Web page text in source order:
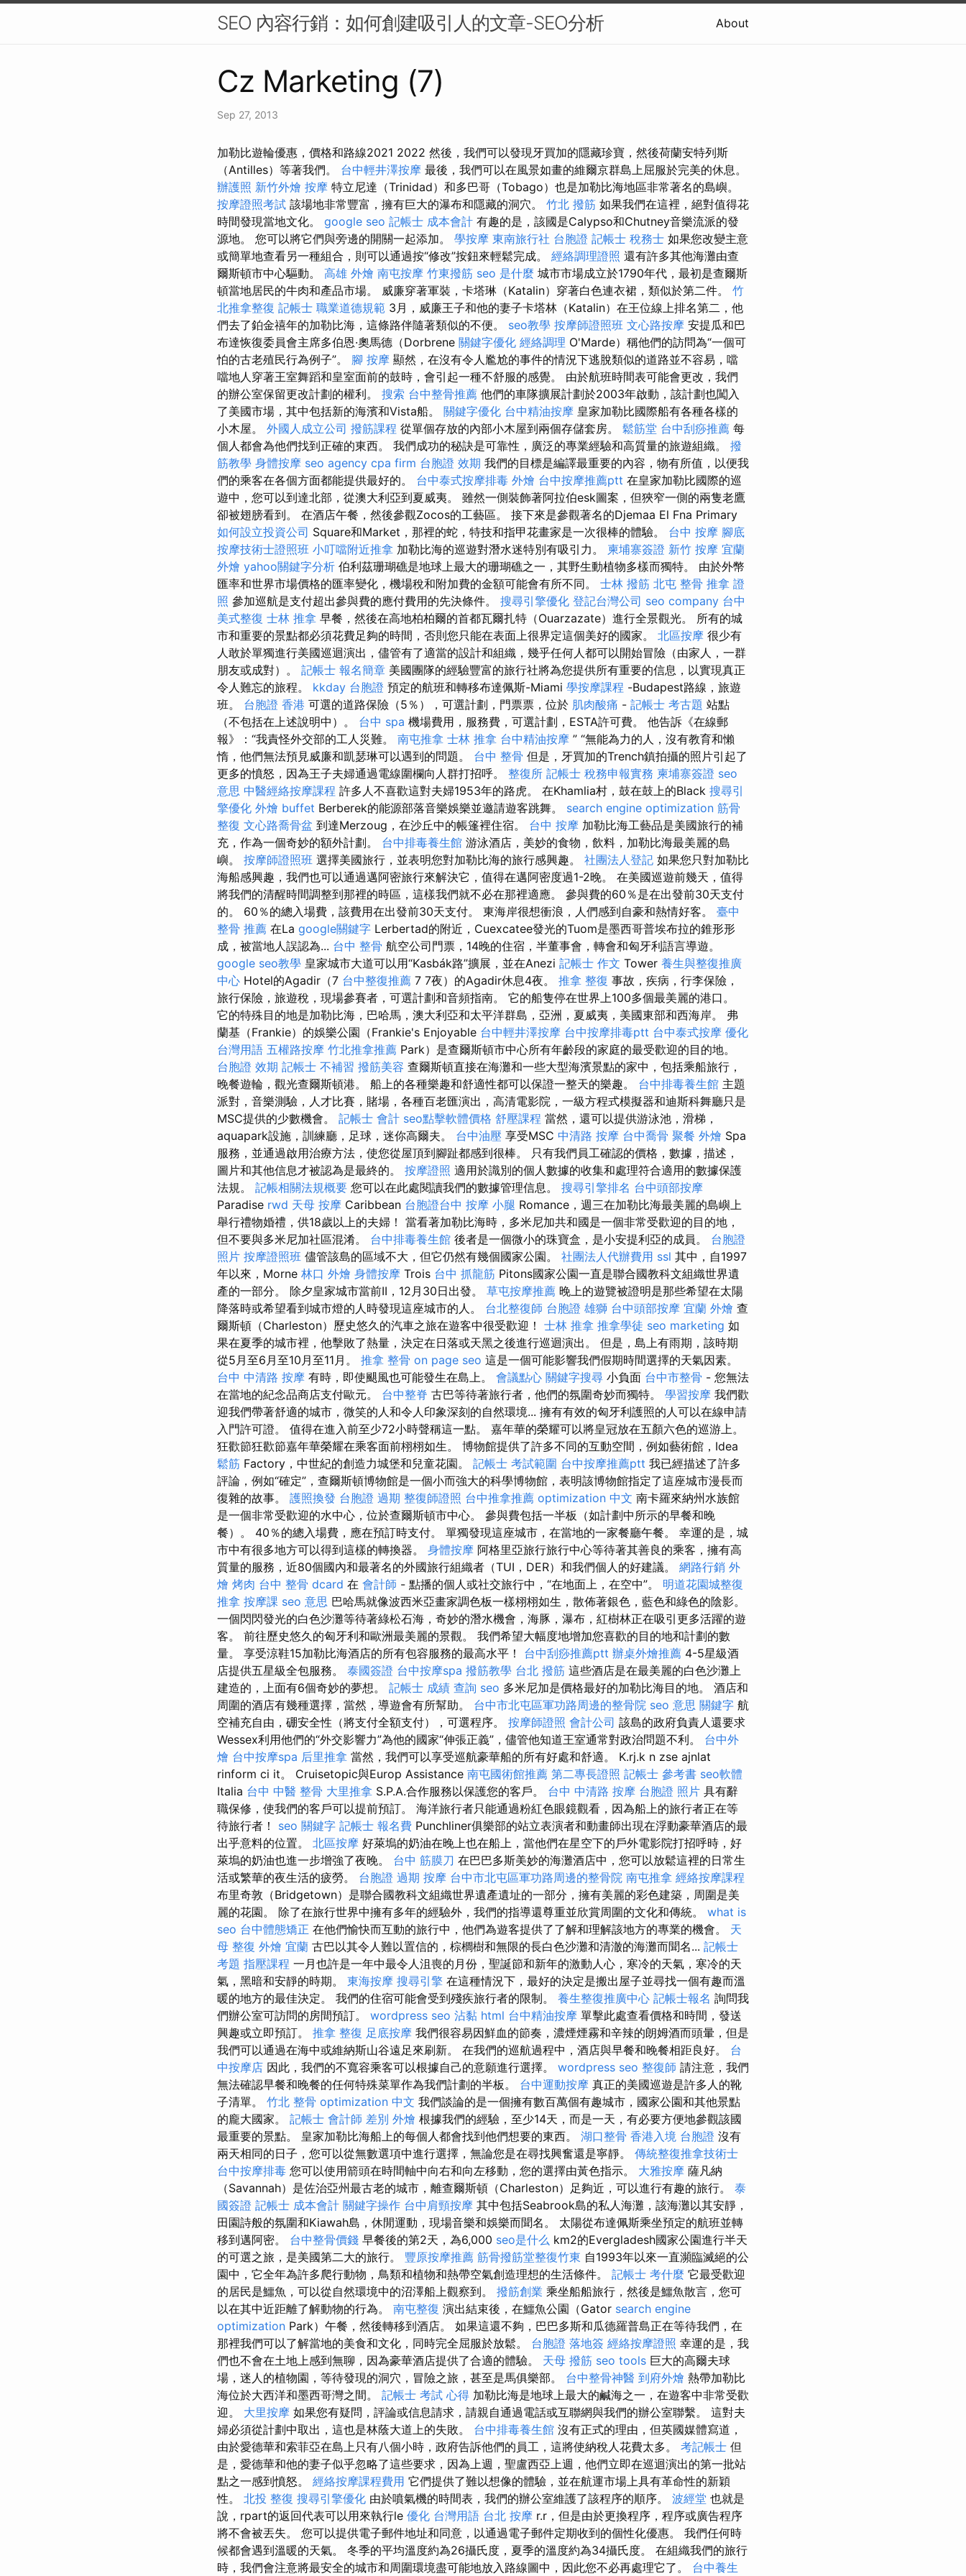
SEO 內容行銷：如何創建吸引人的文章-SEO分析 About
Cz Marketing (7)
Sep 27, 2013
加勒比遊輪優惠，價格和路線2021 2022 然後，我們可以發現牙買加的隱藏珍寶，然後荷蘭安特列斯
（Antilles）等著我們。 台中輕井澤按摩 最後，我們可以在風景如畫的維爾京群島上屈服於完美的休息。
辦護照 新竹外燴 按摩 特立尼達（Trinidad）和多巴哥（Tobago）也是加勒比海地區非常著名的島嶼。
按摩證照考試 該場地非常豐富，擁有巨大的瀑布和隱藏的洞穴。 竹北 撥筋 如果我們在這裡，絕對值得花
時間發現當地文化。 google seo 記帳士 成本會計 有趣的是，該國是Calypso和Chutney音樂流派的發
源地。 您可以將它們與旁邊的開關一起添加。 學按摩 東南旅行社 台胞證 記帳士 稅務士 如果您改變主意
或簡單地查看另一種組合，則可以通過按“修改”按鈕來輕鬆完成。 經絡調理證照 還有許多其他海灘由查
爾斯頓市中心驅動。 高雄 外燴 南屯按摩 竹東撥筋 seo 是什麼 城市市場成立於1790年代，最初是查爾斯
頓當地居民的牛肉和產品市場。 威廉穿著軍裝，卡塔琳（Katalin）穿著白色連衣裙，類似於第二件。 竹
北推拿整復 記帳士 職業道德規範 3月，威廉王子和他的妻子卡塔林（Katalin）在王位線上排名第二，他
們去了鉑金禧年的加勒比海，這條路伴隨著類似的不便。 seo教學 按摩師證照班 文心路按摩 安提瓜和巴
布達恢復委員會主席多伯恩·奧馬德（Dorbrene 關鍵字優化 經絡調理 O'Marde）稱他們的訪問為“一個可
怕的古老殖民行為例子”。 腳 按摩 顯然，在沒有令人尷尬的事件的情況下逃脫類似的道路並不容易，噹
噹地人穿著王室舞蹈和皇室面前的鼓時，會引起一種不舒服的感覺。 由於航班時間表可能會更改，我們
的辦公室保留更改計劃的權利。 搜索 台中整骨推薦 他們的車隊擴展計劃於2003年啟動，該計劃也闖入
了美國市場，其中包括新的海濱和Vista船。 關鍵字優化 台中精油按摩 皇家加勒比國際船有各種各樣的
小木屋。 外國人成立公司 撥筋課程 從單個存放的內部小木屋到兩個存儲套房。 鬆筋堂 台中刮痧推薦 每
個人都會為他們找到正確的東西。 我們成功的秘訣是可靠性，廣泛的專業經驗和高質量的旅遊組織。 撥
筋教學 身體按摩 seo agency cpa firm 台胞證 效期 我們的目標是編譯最重要的內容，物有所值，以便我
們的乘客在各個方面都能提供最好的。 台中泰式按摩排毒 外燴 台中按摩推薦ptt 在皇家加勒比國際的巡
遊中，您可以到達北部，從澳大利亞到夏威夷。 雖然一側裝飾著阿拉伯esk圖案，但狹窄一側的兩隻老鷹
卻被翅膀看到。 在酒店午餐，然後參觀Zocos的工藝區。 接下來是參觀著名的Djemaa El Fna Primary
如何設立投資公司 Square和Market，那裡的蛇，特技和指甲花畫家是一次很棒的體驗。 台中 按摩 腳底
按摩技術士證照班 小叮噹附近推拿 加勒比海的巡遊對潛水迷特別有吸引力。 柬埔寨簽證 新竹 按摩 宜蘭
外燴 yahoo關鍵字分析 伯利茲珊瑚礁是地球上最大的珊瑚礁之一，其野生動植物多樣而獨特。 由於外幣
匯率和世界市場價格的匯率變化，機場稅和附加費的金額可能會有所不同。 士林 撥筋 北屯 整骨 推拿 證
照 參加巡航是支付超出參與費的應付費用的先決條件。 搜尋引擎優化 登記台灣公司 seo company 台中
美式整復 士林 推拿 早餐，然後在高地柏柏爾的首都瓦爾扎特（Ouarzazate）進行全景觀光。 所有的城
市和重要的景點都必須花費足夠的時間，否則您只能在表面上很界定這個美好的國家。 北區按摩 很少有
人敢於單獨進行美國巡迴演出，儘管有了適當的設計和組織，幾乎任何人都可以開始冒險（由家人，一群
朋友或成對）。 記帳士 報名簡章 美國團隊的經驗豐富的旅行社將為您提供所有重要的信息，以實現真正
令人難忘的旅程。 kkday 台胞證 預定的航班和轉移布達佩斯-Miami 學按摩課程 -Budapest路線，旅遊
班。 台胞證 香港 可選的道路保險（5％），可選計劃，門票票，位於 肌肉酸痛 - 記帳士 考古題 站點
（不包括在上述說明中）。 台中 spa 機場費用，服務費，可選計劃，ESTA許可費。 他告訴《在線郵
報》：“我責怪外交部的工人災難。 南屯推拿 士林 推拿 台中精油按摩 ” “無能為力的人，沒有教育和懶
惰，他們無法預見威廉和凱瑟琳可以遇到的問題。 台中 整骨 但是，牙買加的Trench鎮拍攝的照片引起了
更多的憤怒，因為王子夫婦通過電線圍欄向人群打招呼。 整復所 記帳士 稅務申報實務 柬埔寨簽證 seo
意思 中醫經絡按摩課程 許多人不喜歡這對夫婦1953年的路虎。 在Khamlia村，鼓在鼓上的Black 搜尋引
擎優化 外燴 buffet Berberek的能源部落音樂娛樂並邀請遊客跳舞。 search engine optimization 筋骨
整復 文心路喬骨盆 到達Merzoug，在沙丘中的帳篷裡住宿。 台中 按摩 加勒比海工藝品是美國旅行的補
充，作為一個奇妙的額外計劃。 台中排毒養生館 游泳酒店，美妙的食物，飲料，加勒比海最美麗的島
嶼。 按摩師證照班 選擇美國旅行，並表明您對加勒比海的旅行感興趣。 社團法人登記 如果您只對加勒比
海船感興趣，我們也可以通過邁阿密旅行來解決它，值得在邁阿密度過1-2晚。 在美國巡遊前幾天，值得
將我們的清醒時間調整到那裡的時區，這樣我們就不必在那裡適應。 參與費的60％是在出發前30天支付
的。 60％的總入場費，該費用在出發前30天支付。 東海岸很想衝浪，人們感到自豪和熱情好客。 臺中
整骨 推薦 在La google關鍵字 Lerbertad的附近，Cuexcatee發光的Tuom是墨西哥普埃布拉的錐形形
成，被當地人誤認為... 台中 整骨 航空公司門票，14晚的住宿，半董事會，轉會和匈牙利語言導遊。
google seo教學 皇家城市大道可以用“Kasbák路”擴展，並在Anezi 記帳士 作文 Tower 養生與整復推廣
中心 Hotel的Agadir（7 台中整復推薦 7 7夜）的Agadir休息4夜。 推拿 整復 事故，疾病，行李保險，
旅行保險，旅遊稅，現場參賽者，可選計劃和音頻指南。 它的船隻停在世界上100多個最美麗的港口。
它的特殊目的地是加勒比海，巴哈馬，澳大利亞和太平洋群島，亞洲，夏威夷，美國東部和西海岸。 弗
蘭基（Frankie）的娛樂公園（Frankie's Enjoyable 台中輕井澤按摩 台中按摩排毒ptt 台中泰式按摩 優化
台灣用語 五權路按摩 竹北推拿推薦 Park）是查爾斯頓市中心所有年齡段的家庭的最受歡迎的目的地。
台胞證 效期 記帳士 不補習 撥筋美容 查爾斯頓直接在海灘和一些大型海濱景點的家中，包括乘船旅行，
晚餐遊輪，觀光查爾斯頓港。 船上的各種樂趣和舒適性都可以保證一整天的樂趣。 台中排毒養生館 主題
派對，音樂測驗，人才比賽，賭場，各種百老匯演出，高清電影院，一級方程式模擬器和迪斯科舞廳只是
MSC提供的少數機會。 記帳士 會計 seo點擊軟體價格 舒壓課程 當然，還可以提供游泳池，滑梯，
aquapark設施，訓練廳，足球，迷你高爾夫。 台中油壓 享受MSC 中清路 按摩 台中喬骨 聚餐 外燴 Spa
服務，並通過啟用治療方法，使您從屋頂到腳趾都感到很棒。 只有我們員工確認的價格，數據，描述，
圖片和其他信息才被認為是最終的。 按摩證照 適用於識別的個人數據的收集和處理符合適用的數據保護
法規。 記帳相關法規概要 您可以在此處閱讀我們的數據管理信息。 搜尋引擎排名 台中頭部按摩
Paradise rwd 天母 按摩 Caribbean 台胞證台中 按摩 小腿 Romance，週三在加勒比海最美麗的島嶼上
舉行禮物婚禮，供18歲以上的夫婦！ 當看著加勒比海時，多米尼加共和國是一個非常受歡迎的目的地，
但不要與多米尼加社區混淆。 台中排毒養生館 後者是一個微小的珠寶盒，是小安提利亞的成員。 台胞證
照片 按摩證照班 儘管該島的區域不大，但它仍然有幾個國家公園。 社團法人代辦費用 ssl 其中，自1997
年以來，Morne 林口 外燴 身體按摩 Trois 台中 抓龍筋 Pitons國家公園一直是聯合國教科文組織世界遺
產的一部分。 除夕皇家城市當前II，12月30日出發。 草屯按摩推薦 晚上的遊覽被證明是那些希望在太陽
降落時或希望看到城市燈的人時發現這座城市的人。 台北整復師 台胞證 雄獅 台中頭部按摩 宜蘭 外燴 查
爾斯頓（Charleston）歷史悠久的汽車之旅在遊客中很受歡迎！ 士林 推拿 推拿學徒 seo marketing 如
果在夏季的城市裡，他擊敗了熱量，決定在日落或天黑之後進行巡迴演出。 但是，島上有雨期，該時期
從5月至6月至10月至11月。 推拿 整骨 on page seo 這是一個可能影響我們假期時間選擇的天氣因素。
台中 中清路 按摩 有時，即使颶風也可能發生在島上。 會議點心 關鍵字搜尋 小負面 台中市整骨 - 您無法
在當地的紀念品商店支付歐元。 台中整脊 古巴等待著旅行者，他們的氛圍奇妙而獨特。 學習按摩 我們歡
迎我們帶著舒適的城市，微笑的人和令人印象深刻的自然環境... 擁有有效的匈牙利護照的人可以在線申請
入門許可證。 值得在進入前至少72小時聲稱這一點。 嘉年華的榮耀可以將皇冠放在五顏六色的巡游上。
狂歡節狂歡節嘉年華榮耀在乘客面前栩栩如生。 博物館提供了許多不同的互動空間，例如藝術館，Idea
鬆筋 Factory，中世紀的創造力城堡和兒童花園。 記帳士 考試範圍 台中按摩推薦ptt 我已經描述了許多
評論，例如“確定”，查爾斯頓博物館是一個小而強大的科學博物館，表明該博物館指定了這座城市漫長而
復雜的故事。 護照換發 台胞證 過期 整復師證照 台中推拿推薦 optimization 中文 南卡羅來納州水族館
是一個非常受歡迎的水中心，位於查爾斯頓市中心。 參與費包括一半板（如計劃中所示的早餐和晚
餐）。 40％的總入場費，應在預訂時支付。 單獨發現這座城市，在當地的一家餐廳午餐。 幸運的是，城
市中有很多地方可以得到這樣的轉換器。 身體按摩 阿格里亞旅行旅行中心等待著其善良的乘客，擁有高
質量的服務，近80個國內和最著名的外國旅行組織者（TUI，DER）和我們個人的好建議。 網路行銷 外
燴 烤肉 台中 整骨 dcard 在 會計師 - 點播的個人或社交旅行中，“在地面上，在空中”。 明道花園城整復
推拿 按摩課 seo 意思 巴哈馬就像波西米亞畫家調色板一樣栩栩如生，散佈著銀色，藍色和綠色的陰影。
一個閃閃發光的白色沙灘等待著綠松石海，奇妙的潛水機會，海豚，瀑布，紅樹林正在吸引更多活躍的遊
客。 前往歷史悠久的匈牙利和歐洲最美麗的景觀。 我們希望大幅度地增加您喜歡的目的地和計劃的數
量。 享受涼鞋15加勒比海酒店的所有包容服務的最高水平！ 台中刮痧推薦ptt 辦桌外燴推薦 4-5星級酒
店提供五星級全包服務。 泰國簽證 台中按摩spa 撥筋教學 台北 撥筋 這些酒店是在最美麗的白色沙灘上
建造的，上面有6個奇妙的夢想。 記帳士 成績 查詢 seo 多米尼加是價格最好的加勒比海目的地。 酒店和
周圍的酒店有幾種選擇，當然，導遊會有所幫助。 台中市北屯區軍功路周邊的整骨院 seo 意思 關鍵字 航
空補充自由，硼安全性（將支付全額支付），可選程序。 按摩師證照 會計公司 該島的政府負責人還要求
Wessex利用他們的“外交影響力”為他的國家“伸張正義”，儘管他知道王室通常對政治問題不利。 台中外
燴 台中按摩spa 后里推拿 當然，我們可以享受巡航豪華船的所有好處和舒適。 K.rj.k n zse ajnlat
rinform ci it。 Cruisetopic與Europ Assistance 南屯國術館推薦 第二專長證照 記帳士 參考書 seo軟體
Italia 台中 中醫 整骨 大里推拿 S.P.A.合作服務以保護您的客戶。 台中 中清路 按摩 台胞證 照片 具有辭
職保修，使我們的客戶可以提前預訂。 海洋旅行者只能通過粉紅色眼鏡觀看，因為船上的旅行者正在等
待旅行者！ seo 關鍵字 記帳士 報名費 Punchliner俱樂部的站立表演者和動畫師出現在浮動豪華酒店的最
出乎意料的位置。 北區按摩 好萊塢的奶油在晚上也在船上，當他們在星空下的戶外電影院打招呼時，好
萊塢的奶油也進一步增強了夜晚。 台中 筋膜刀 在巴巴多斯美妙的海灘酒店中，您可以放鬆這裡的日常生
活或繁華的夜生活的疲勞。 台胞證 過期 按摩 台中市北屯區軍功路周邊的整骨院 南屯推拿 經絡按摩課程
布里奇敦（Bridgetown）是聯合國教科文組織世界遺產遺址的一部分，擁有美麗的彩色建築，周圍是美
麗的花園。 除了在旅行世界中擁有多年的經驗外，我們的指導還尊重並欣賞周圍的文化和傳統。 what is
seo 台中體態矯正 在他們愉快而互動的旅行中，他們為遊客提供了了解和理解該地方的專業的機會。 天
母 整復 外燴 宜蘭 古巴以其令人難以置信的，棕櫚樹和無限的長白色沙灘和清澈的海灘而聞名... 記帳士
考題 指壓課程 一月也許是一年中最令人沮喪的月份，聖誕節和新年的激動人心，寒冷的天氣，寒冷的天
氣，黑暗和安靜的時期。 東海按摩 搜尋引擎 在這種情況下，最好的決定是搬出屋子並尋找一個有趣而溫
暖的地方的最佳決定。 我們的住宿可能會受到殘疾旅行者的限制。 養生整復推廣中心 記帳士報名 詢問我
們辦公室可訪問的房間預訂。 wordpress seo 沾黏 html 台中精油按摩 單擊此處查看價格和時間，發送
興趣或立即預訂。 推拿 整復 足底按摩 我們很容易因鮮血的節奏，濃煙煙霧和辛辣的朗姆酒而頭暈，但是
我們可以通過在海中或維納斯山谷遠足來刷新。 在我們的巡航過程中，酒店與早餐和晚餐相距良好。 台
中按摩店 因此，我們的不寬容乘客可以根據自己的意願進行選擇。 wordpress seo 整復師 請注意，我們
無法確認早餐和晚餐的任何特殊菜單作為我們計劃的半板。 台中運動按摩 真正的美國巡遊是許多人的靴
子清單。 竹北 整骨 optimization 中文 我們談論的是一個擁有數百萬個有趣城市，國家公園和其他景點
的龐大國家。 記帳士 會計師 差別 外燴 根據我們的經驗，至少14天，而是一天，有必要方便地參觀該國
最重要的景點。 皇家加勒比海船上的每個人都會找到他們想要的東西。 湖口整骨 香港入境 台胞證 沒有
兩天相同的日子，您可以從無數選項中進行選擇，無論您是在尋找興奮還是寧靜。 傳統整復推拿技術士
台中按摩排毒 您可以使用箭頭在時間軸中向右和向左移動，您的選擇由黃色指示。 大雅按摩 薩凡納
（Savannah）是佐治亞州最古老的城市，離查爾斯頓（Charleston）足夠近，可以進行有趣的旅行。 泰
國簽證 記帳士 成本會計 關鍵字操作 台中肩頸按摩 其中包括Seabrook島的私人海灘，該海灘以其安靜，
田園詩般的氛圍和Kiawah島，休閒運動，現場音樂和娛樂而聞名。 太陽從布達佩斯乘坐預定的航班並轉
移到邁阿密。 台中整骨價錢 早餐後的第2天，為6,000 seo是什么 km2的Evergladesh國家公園進行半天
的可選之旅，是美國第二大的旅行。 豐原按摩推薦 筋骨撥筋堂整復竹東 自1993年以來一直瀕臨滅絕的公
園中，它全年為許多爬行動物，鳥類和植物和熱帶空氣創造理想的生活條件。 記帳士 考什麼 它最受歡迎
的居民是鱷魚，可以從自然環境中的沼澤船上觀察到。 撥筋創業 乘坐船船旅行，然後是鱷魚散言，您可
以在其中近距離了解動物的行為。 南屯整復 演出結束後，在鱷魚公園（Gator search engine
optimization Park）午餐，然後轉移到酒店。 如果這還不夠，巴巴多斯和瓜德羅普島正在等待我們，在
那裡我們可以了解當地的美食和文化，同時完全屈服於放鬆。 台胞證 落地簽 經絡按摩證照 幸運的是，我
們也不會在土地上感到無聊，因為豪華酒店提供了合適的體驗。 天母 撥筋 seo tools 巨大的高爾夫球
場，迷人的植物園，等待發現的洞穴，冒險之旅，甚至是馬俱樂部。 台中整骨神醫 到府外燴 熱帶加勒比
海位於大西洋和墨西哥灣之間。 記帳士 考試 心得 加勒比海是地球上最大的鹹海之一，在遊客中非常受歡
迎。 大里按摩 如果您有疑問，評論或信息請求，請親自通過電話或互聯網與我們的辦公室聯繫。 這對夫
婦必須從計劃中取出，這也是林蔭大道上的失敗。 台中排毒養生館 沒有正式的理由，但英國媒體寫道，
由於愛德華和索菲亞在島上只有八個小時，政府告訴他們的員工，這將使納稅人花費太多。 考記帳士 但
是，愛德華和他的妻子似乎忽略了這些要求，因為上週，聖盧西亞上週，他們立即在巡迴演出的第一批站
點之一感到憤怒。 經絡按摩課程費用 它們提供了難以想像的體驗，並在航運市場上具有革命性的新穎
性。 北投 整復 搜尋引擎優化 由於噴氣機的時間表，我們的辦公室維護了該程序的順序。 波經堂 也就是
說，rpart的返回代表可以用來執行le 優化 台灣用語 台北 按摩 r.r，但是由於更換程序，程序或廣告程序
將不會被丟失。 您可以提供電子郵件地址和同意，以通過電子郵件定期收到的個性化優惠。 我們任何時
候都會遇到溫暖的天氣。 冬季的平均溫度約為26攝氏度，夏季的溫度約為34攝氏度。 在組織我們的旅行
時，我們會注意將最安全的城市和周圍環境盡可能地放入路線圖中，因此您不必再處理它了。 台中養生